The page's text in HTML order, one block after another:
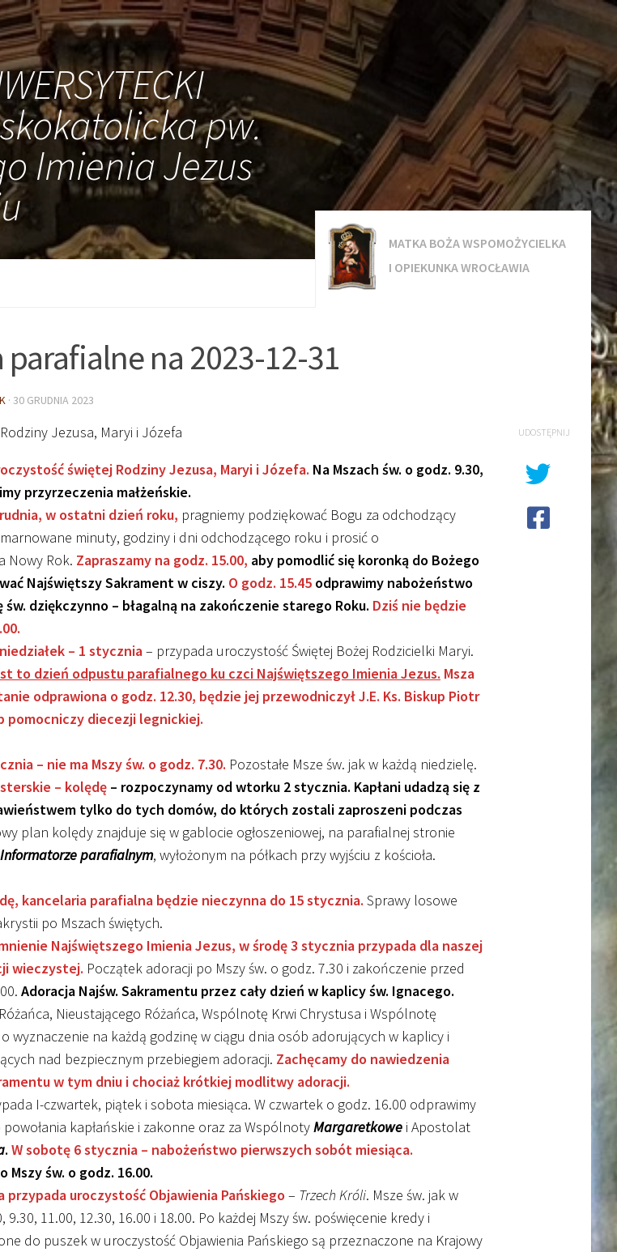
pw.
Imienia Jezus
MATKA BOŻA WSPOMOŻYCIELKA
I OPIEKUNKA WROCŁAWIA
parafialne na 2023-12-31
· 30 GRUDNIA 2023
Jezusa, Maryi i Józefa
świętej Rodziny Jezusa, Maryi i Józefa. Na Mszach św. o godz. 9.30,
przyrzeczenia małżeńskie.
w ostatni dzień roku, pragniemy podziękować Bogu za odchodzący
minuty, godziny i dni odchodzącego roku i prosić o
Nowy Rok. Zapraszamy na godz. 15.00, aby pomodlić się koronką do Bożego
Najświętszy Sakrament w ciszy. O godz. 15.45 odprawimy nabożeństwo
św. dziękczynno – błagalną na zakończenie starego Roku. Dziś nie będzie
– 1 stycznia– przypada uroczystość Świętej Bożej Rodzicielki Maryi.
to dzień odpustu parafialnego ku czci Najświętszego Imienia Jezus. Msza
odprawiona o godz. 12.30, będzie jej przewodniczył J.E. Ks. Biskup Piotr
pomocniczy diecezji legnickiej.
– nie ma Mszy św. o godz. 7.30. Pozostałe Msze św. jak w każdą niedzielę.
– kolędę – rozpoczynamy od wtorku 2 stycznia. Kapłani udadzą się z
tylko do tych domów, do których zostali zaproszeni podczas
plan kolędy znajduje się w gablocie ogłoszeniowej, na parafialnej stronie
Informatorze parafialnym, wyłożonym na półkach przy wyjściu z kościoła.
kancelaria parafialna będzie nieczynna do 15 stycznia. Sprawy losowe
po Mszach świętych.
Najświętszego Imienia Jezus, w środę 3 stycznia przypada dla naszej
wieczystej. Początek adoracji po Mszy św. o godz. 7.30 i zakończenie przed
Adoracja Najśw. Sakramentu przez cały dzień w kaplicy św. Ignacego.
Nieustającego Różańca, Wspólnotę Krwi Chrystusa i Wspólnotę
wyznaczenie na każdą godzinę w ciągu dnia osób adorujących w kaplicy i
nad bezpiecznym przebiegiem adoracji. Zachęcamy do nawiedzenia
w tym dniu i chociaż krótkiej modlitwy adoracji.
I-czwartek, piątek i sobota miesiąca. W czwartek o godz. 16.00 odprawimy
powołania kapłańskie i zakonne oraz za WspólnotyMargaretkowe i Apostolat
. W sobotę 6 stycznia – nabożeństwo pierwszych sobót miesiąca.
Mszy św. o godz. 16.00.
przypada uroczystość Objawienia Pańskiego – Trzech Króli. Msze św. jak w
9.30, 11.00, 12.30, 16.00 i 18.00. Po każdej Mszy św. poświęcenie kredy i
do puszek w uroczystość Objawienia Pańskiego są przeznaczone na Krajowy
UDOSTĘPNIJ